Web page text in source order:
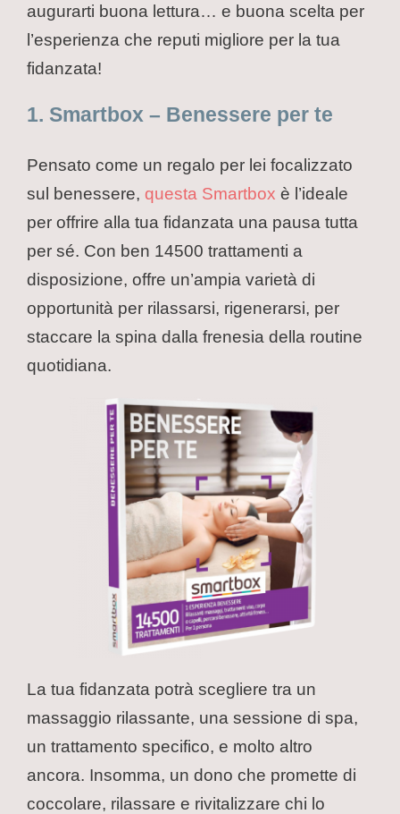
augurarti buona lettura… e buona scelta per
l’esperienza che reputi migliore per la tua
fidanzata!
1. Smartbox – Benessere per te
Pensato come un regalo per lei focalizzato
sul benessere, questa Smartbox è l’ideale
per offrire alla tua fidanzata una pausa tutta
per sé. Con ben 14500 trattamenti a
disposizione, offre un’ampia varietà di
opportunità per rilassarsi, rigenerarsi, per
staccare la spina dalla frenesia della routine
quotidiana.
La tua fidanzata potrà scegliere tra un
massaggio rilassante, una sessione di spa,
un trattamento specifico, e molto altro
ancora. Insomma, un dono che promette di
coccolare, rilassare e rivitalizzare chi lo